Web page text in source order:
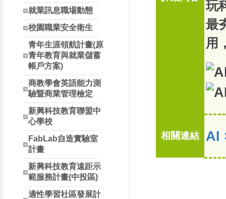
就業訊息職場動態
校園職業安全衛生
青年生涯領航計畫(原
青年教育與就業儲蓄
帳戶方案)
商教學會英語能力測
驗暨商業管理檢定
新興科技教育聯盟中
心學校
FabLab自造實驗室
計畫
新興科技教育遠距示
範服務計畫(中投區)
適性學習社區發展計
玩
最
用
相關連結 AI